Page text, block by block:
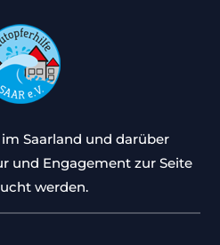
Saarland und darüber
und Engagement zur Seite
werden.